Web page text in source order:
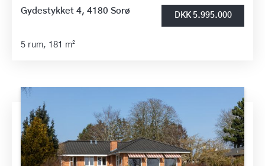
Gydestykket 4, 4180 Sorø DKK 5.995.000
5 rum, 181 m²